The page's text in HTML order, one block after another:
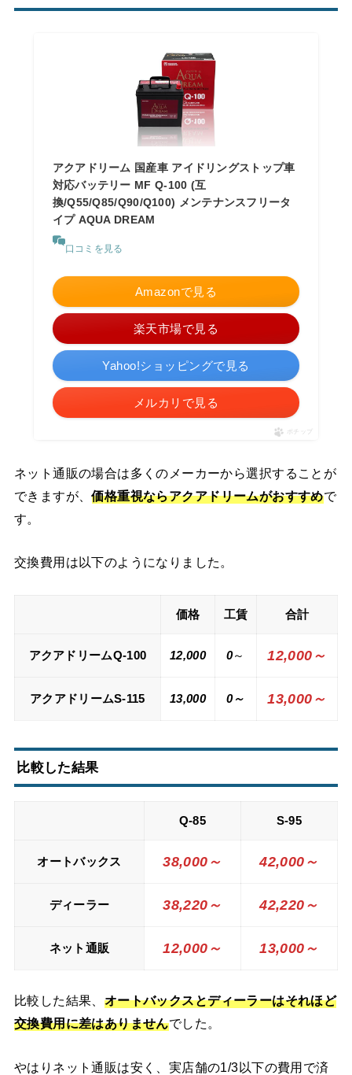
アクアドリーム 国産車 アイドリングストップ車
対応バッテリー MF Q-100 (互
換/Q55/Q85/Q90/Q100) メンテナンスフリータ
イプ AQUA DREAM
口コミを見る
Amazonで見る
楽天市場で見る
Yahoo!ショッピングで見る
メルカリで見る
ポチップ
ネット通販の場合は多くのメーカーから選択することが
できますが、価格重視ならアクアドリームがおすすめで
す。
交換費用は以下のようになりました。
価格 工賃 合計
アクアドリームQ-100 12,000 0～ 12,000～
アクアドリームS-115 13,000 0～ 13,000～
比較した結果
Q-85 S-95
オートバックス 38,000 ～ 42,000～
ディーラー 38,220 ～ 42,220 ～
ネット通販 12,000～ 13,000～
比較した結果、 オートバックスとディーラーはそれほど
交換費用に差はありませんでした。
やはりネット通販は安く、実店舗の1/3以下の費用で済